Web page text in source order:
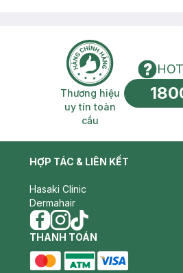
miễn phí Thương hiệu uy
Thương hiệu
uy tín toàn
cầu
HỢP TÁC & LIÊN KẾT
Hasaki Clinic
Dermahair
facebook
instagram
tiktok
THANH TOÁN